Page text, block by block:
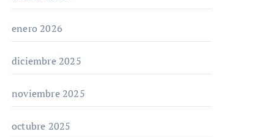
enero 2026
diciembre 2025
noviembre 2025
octubre 2025